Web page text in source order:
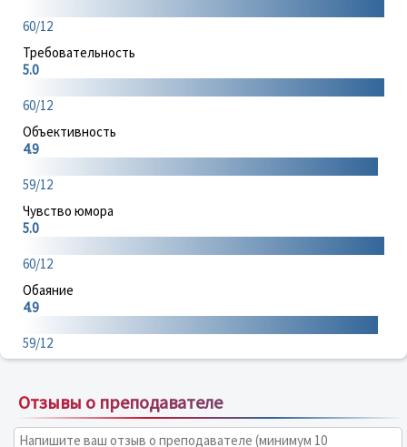
60/12
Требовательность
5.0
60/12
Объективность
4.9
59/12
Чувство юмора
5.0
60/12
Обаяние
4.9
59/12
Отзывы о преподавателе